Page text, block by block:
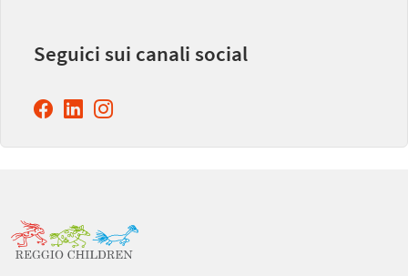
Seguici sui canali social